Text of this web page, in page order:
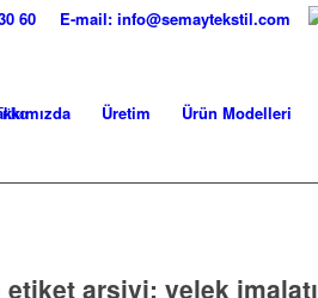
60 E-mail: info@semaytekstil.com
Üretim Ürün Modelleri
arşivi: yelek imalatı